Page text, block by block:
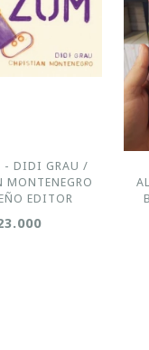
- DIDI GRAU /
MONTENEGRO
EDITOR